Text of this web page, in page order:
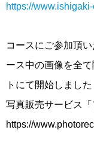
https://
コースにご参加頂
ース中の画像を全
トにて開始しました
写真販売サービス「
https://